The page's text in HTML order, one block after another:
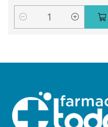
Cantidad